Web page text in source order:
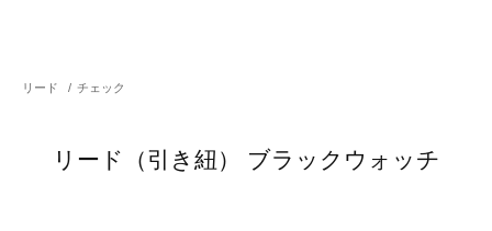
リード / チェック
リード（引き紐） ブラックウォッチ